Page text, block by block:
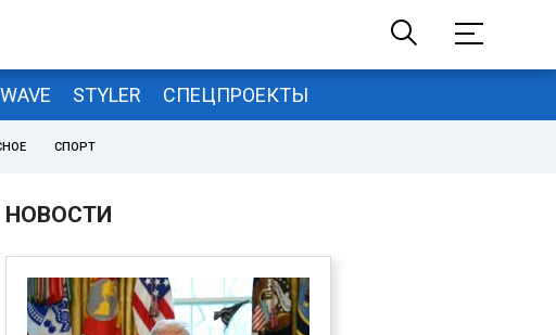
WAVE STYLER СПЕЦПРОЕКТЫ
СПОРТ
НОВОСТИ